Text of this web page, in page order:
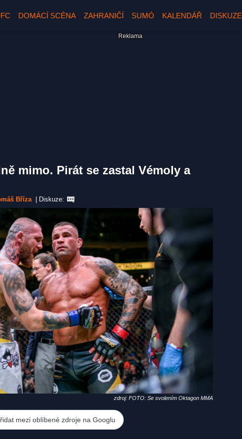
DOMÁCÍ SCÉNA ZAHRANIČÍ SUMÓ KALENDÁŘ DISKUZE
mimo. Pirát se zastal Vémoly a
Bříza Diskuze:
zdroj: FOTO: Se svolením Oktagon MMA
mezi oblíbené zdroje na Googlu